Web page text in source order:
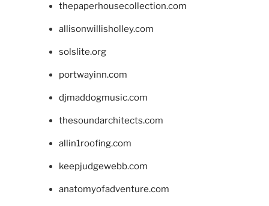
thepaperhousecollection.com
allisonwillisholley.com
solslite.org
portwayinn.com
djmaddogmusic.com
thesoundarchitects.com
allin1roofing.com
keepjudgewebb.com
anatomyofadventure.com